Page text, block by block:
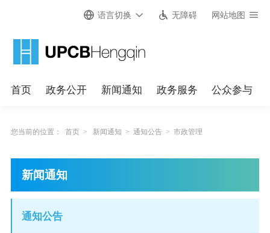
语言切换 无障碍 网站地图
首页 政务公开 新闻通知 政务服务 公众参与
您当前的位置： 首页 > 新闻通知 > 通知公告 > 市政管理
新闻通知
通知公告